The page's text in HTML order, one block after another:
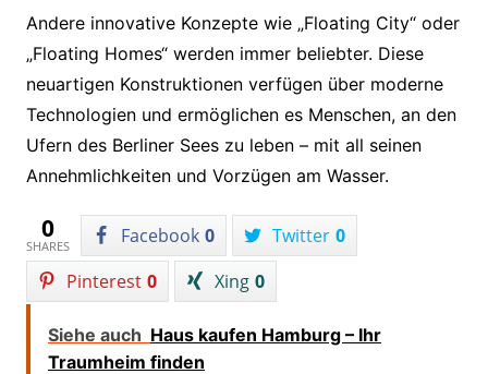
Andere innovative Konzepte wie „Floating City“ oder
„Floating Homes“ werden immer beliebter. Diese
neuartigen Konstruktionen verfügen über moderne
Technologien und ermöglichen es Menschen, an den
Ufern des Berliner Sees zu leben – mit all seinen
Annehmlichkeiten und Vorzügen am Wasser.
0
SHARES Facebook 0 Twitter 0
Pinterest 0 Xing 0
Siehe auch Haus kaufen Hamburg – Ihr
Traumheim finden